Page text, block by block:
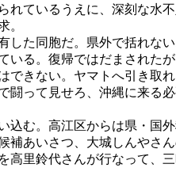
ているうえに、深刻な水
。
た同胞だ。県外で括れな
る。復帰ではだまされた
きない。ヤマトへ引き取
って見せろ、沖縄に来る
む。高江区からは県・国
あいさつ、大城しんやさ
里鈴代さんが行なって、三